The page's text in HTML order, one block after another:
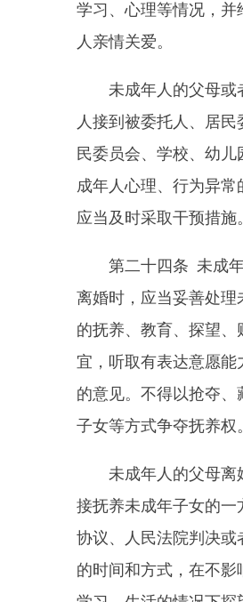
教职员工应当尊重未成年人
严，不得对未成年人实施体
相体罚或者其他侮辱人格尊
为。
第二十八条
学校应当
成年学生受教育的权利，不
学校应当对尚未完成
的辍学未成年学生进行登记
育行政部门书面报告。
第二十九条 学校应当
爱护未成年学生，不得因家
体、心理、学习能力等情况
生。对家庭困难、身心有障
生，应当提供关爱；对行为